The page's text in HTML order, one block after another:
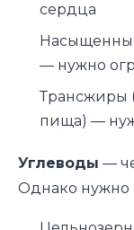
сердца
— нужно
Трансжиры
пища) —
Углеводы —
Однако нужно